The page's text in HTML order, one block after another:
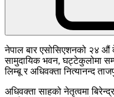
नेपाल बार एसोसिएशनको २४ औं
सामुदायिक भवन, घट्टेकुलोमा
लिम्बू र अधिवक्ता नित्यानन्द
अधिवक्ता साहको नेतृत्वमा